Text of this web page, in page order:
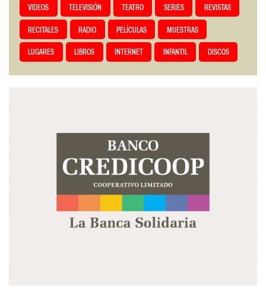
VIDEOS TELEVISIÓN TEATRO SERIES REVISTAS
RECITALES RADIO PELÍCULAS MUESTRAS
LUGARES LIBROS INTERNET INFANTIL DISCOS